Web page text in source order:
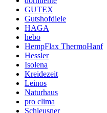
GUTEX
Gutshofdiele
HAGA
hebo
HempFlax ThermoHanf
Hessler
Isolena
Kreidezeit
Leinos
Naturhaus
pro clima
Schleusner